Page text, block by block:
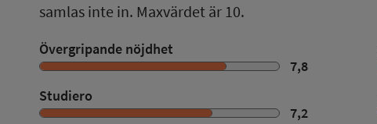
samlas inte in. Maxvärdet är 10.
Övergripande nöjdhet
7,8
Studiero
7,2